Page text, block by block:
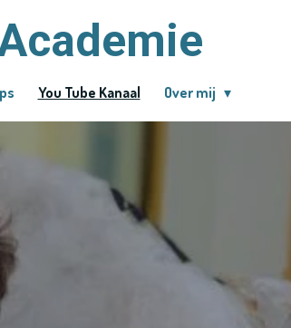
You Tube Kanaal Over mij